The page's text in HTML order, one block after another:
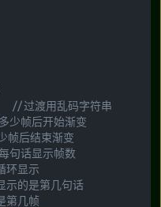
	//过渡用乱码字符串
多少帧后开始渐变
少帧后结束渐变
每句话显示帧数
环显示
显示的是第几句话
第几帧